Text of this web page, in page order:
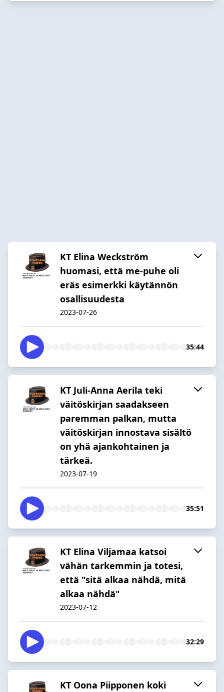
KT Elina Weckström
huomasi, että me-puhe oli
eräs esimerkki käytännön
osallisuudesta
2023-07-26
35:44
KT Juli-Anna Aerila teki
väitöskirjan saadakseen
paremman palkan, mutta
väitöskirjan innostava sisältö
on yhä ajankohtainen ja
tärkeä.
2023-07-19
35:51
KT Elina Viljamaa katsoi
vähän tarkemmin ja totesi,
että "sitä alkaa nähdä, mitä
alkaa nähdä"
2023-07-12
32:29
KT Oona Piipponen koki